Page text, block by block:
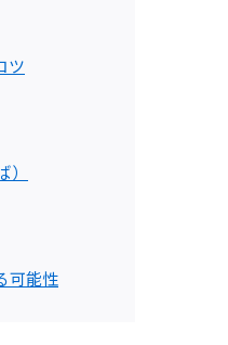
ツ
可能性